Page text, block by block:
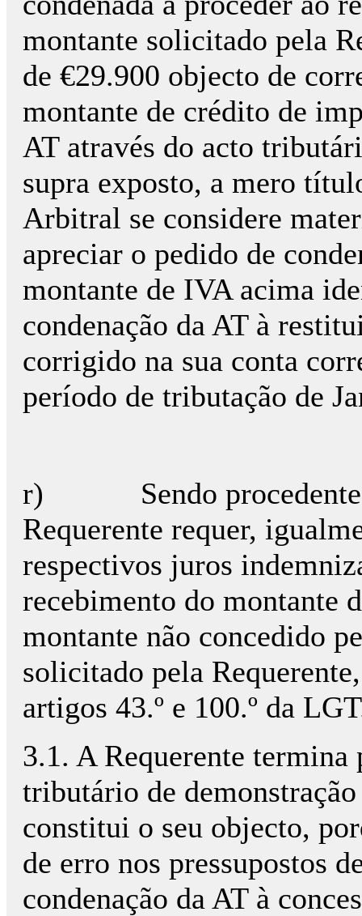
montante solicitado pela
de €29.900 objecto de
montante de crédito de
AT através do acto
supra exposto, a mero
Arbitral se considere
apreciar o pedido de
montante de IVA acima
condenação da AT à
corrigido na sua conta
período de tributação de
r) Sendo procedente o
Requerente requer,
respectivos juros
recebimento do montante
montante não concedido
solicitado pela
artigos 43.º e 100.º da
3.1. A Requerente termina
tributário de
constitui o seu objecto,
de erro nos pressupostos
condenação da AT à